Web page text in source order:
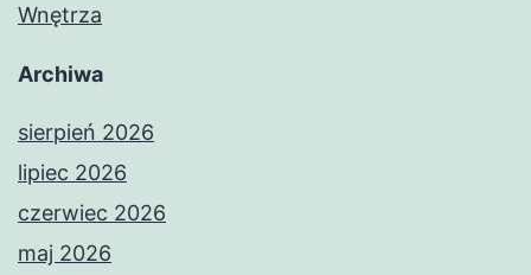
Wnętrza
Archiwa
sierpień 2026
lipiec 2026
czerwiec 2026
maj 2026